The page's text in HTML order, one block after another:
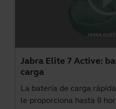
Jabra Elite 7 Active:
carga
La batería de carga
le proporciona hasta 8